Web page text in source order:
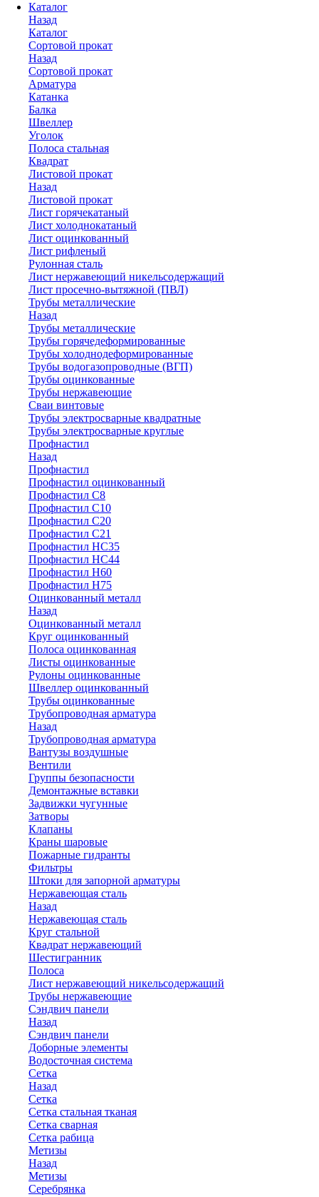
Каталог
Назад
Каталог
Сортовой прокат
Назад
Сортовой прокат
Арматура
Катанка
Балка
Швеллер
Уголок
Полоса стальная
Квадрат
Листовой прокат
Назад
Листовой прокат
Лист горячекатаный
Лист холоднокатаный
Лист оцинкованный
Лист рифленый
Рулонная сталь
Лист нержавеющий никельсодержащий
Лист просечно-вытяжной (ПВЛ)
Трубы металлические
Назад
Трубы металлические
Трубы горячедеформированные
Трубы холоднодеформированные
Трубы водогазопроводные (ВГП)
Трубы оцинкованные
Трубы нержавеющие
Сваи винтовые
Трубы электросварные квадратные
Трубы электросварные круглые
Профнастил
Назад
Профнастил
Профнастил оцинкованный
Профнастил С8
Профнастил С10
Профнастил С20
Профнастил С21
Профнастил НС35
Профнастил НС44
Профнастил Н60
Профнастил Н75
Оцинкованный металл
Назад
Оцинкованный металл
Круг оцинкованный
Полоса оцинкованная
Листы оцинкованные
Рулоны оцинкованные
Швеллер оцинкованный
Трубы оцинкованные
Трубопроводная арматура
Назад
Трубопроводная арматура
Вантузы воздушные
Вентили
Группы безопасности
Демонтажные вставки
Задвижки чугунные
Затворы
Клапаны
Краны шаровые
Пожарные гидранты
Фильтры
Штоки для запорной арматуры
Нержавеющая сталь
Назад
Нержавеющая сталь
Круг стальной
Квадрат нержавеющий
Шестигранник
Полоса
Лист нержавеющий никельсодержащий
Трубы нержавеющие
Сэндвич панели
Назад
Сэндвич панели
Доборные элементы
Водосточная система
Сетка
Назад
Сетка
Сетка стальная тканая
Сетка сварная
Сетка рабица
Метизы
Назад
Метизы
Серебрянка